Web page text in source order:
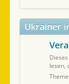
Ukrainer
lesen,